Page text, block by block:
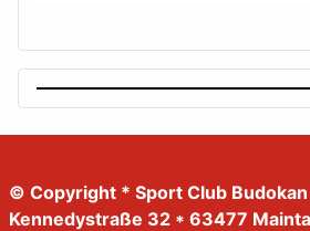
© Copyright * Sport Club Budokan
Kennedystraße 32 * 63477